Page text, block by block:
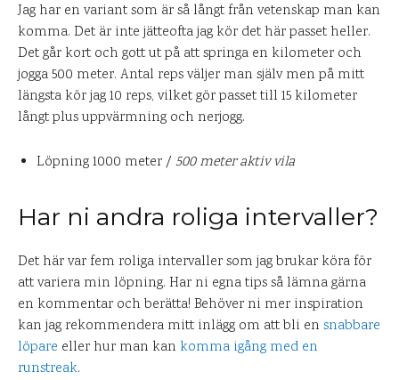
Jag har en variant som är så långt från vetenskap man kan
komma. Det är inte jätteofta jag kör det här passet heller.
Det går kort och gott ut på att springa en kilometer och
jogga 500 meter. Antal reps väljer man själv men på mitt
längsta kör jag 10 reps, vilket gör passet till 15 kilometer
långt plus uppvärmning och nerjogg.
Löpning 1000 meter / 500 meter aktiv vila
Har ni andra roliga intervaller?
Det här var fem roliga intervaller som jag brukar köra för
att variera min löpning. Har ni egna tips så lämna gärna
en kommentar och berätta! Behöver ni mer inspiration
kan jag rekommendera mitt inlägg om att bli en snabbare
löpare eller hur man kan komma igång med en
runstreak.